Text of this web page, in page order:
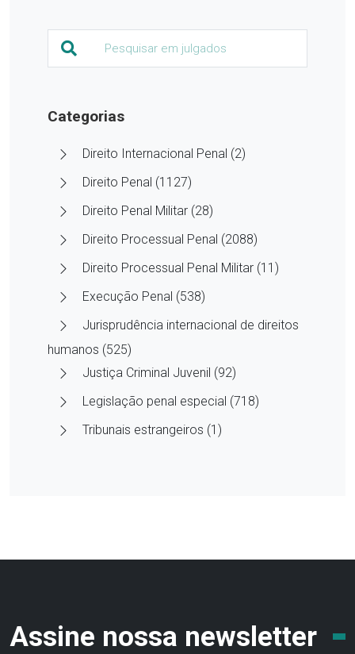
Categorias
Direito Internacional Penal (2)
Direito Penal (1127)
Direito Penal Militar (28)
Direito Processual Penal (2088)
Direito Processual Penal Militar (11)
Execução Penal (538)
Jurisprudência internacional de direitos
humanos (525)
Justiça Criminal Juvenil (92)
Legislação penal especial (718)
Tribunais estrangeiros (1)
Assine nossa newsletter